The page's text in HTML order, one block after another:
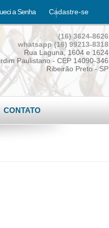
a Senha Cadastre-se
(16) 3624-8626
whatsapp (16) 99213-8318
Rua Laguna, 1604 e 1624
Paulistano - CEP 14090-346
Ribeirão Preto - SP
CONTATO